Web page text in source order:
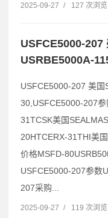
2025-09-27 / 127 次浏览
USFCE5000-
USRBE5000A-
USFCE5000-207 美国
30,USFCE5000-207
31TCSK美国
20HTCERX-31THI美
价格MSFD-
USFCE5000-207参数
207采购...
2025-09-27 / 119 次浏览